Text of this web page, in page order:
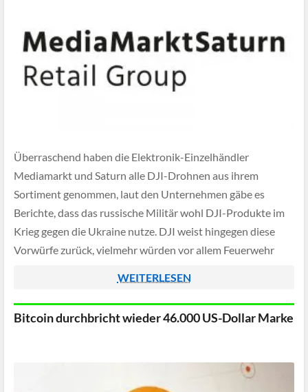
Überraschend haben die Elektronik-Einzelhändler
Mediamarkt und Saturn alle DJI-Drohnen aus ihrem
Sortiment genommen, laut den Unternehmen gäbe es
Berichte, dass das russische Militär wohl DJI-Produkte im
Krieg gegen die Ukraine nutze. DJI weist hingegen diese
Vorwürfe zurück, vielmehr würden vor allem Feuerwehr
WEITERLESEN
Bitcoin durchbricht wieder 46.000 US-Dollar Marke